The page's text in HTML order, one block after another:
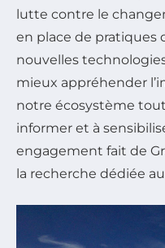
lutte contre le
en place de pratiques
nouvelles
mieux appréhender
notre écosystème
informer et à
engagement fait de
la recherche dédiée